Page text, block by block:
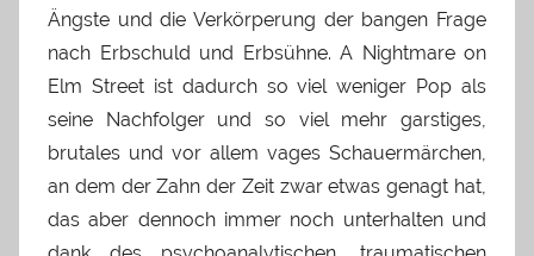
Ängste und die Verkörperung der bangen Frage
nach Erbschuld und Erbsühne. A Nightmare on
Elm Street ist dadurch so viel weniger Pop als
seine Nachfolger und so viel mehr garstiges,
brutales und vor allem vages Schauermärchen,
an dem der Zahn der Zeit zwar etwas genagt hat,
das aber dennoch immer noch unterhalten und